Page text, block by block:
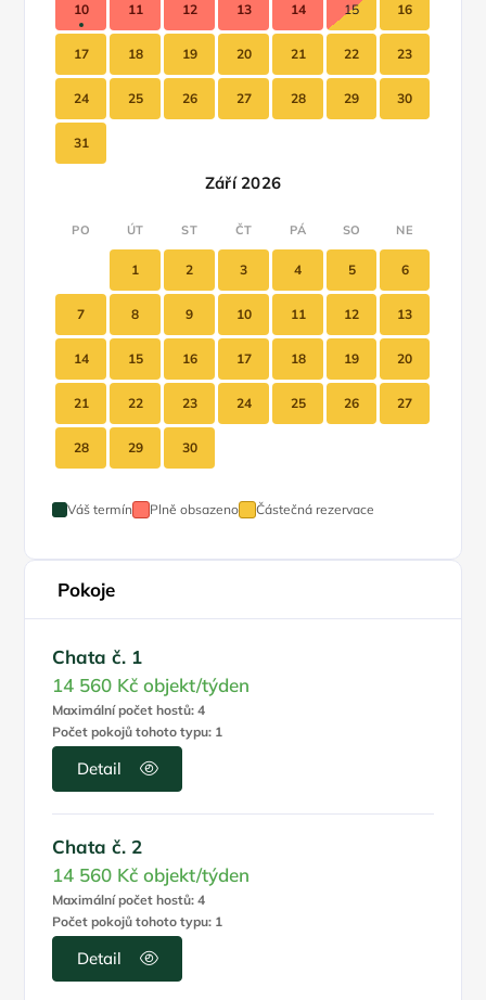
10 11 12 13 14 15 16
17 18 19 20 21 22 23
24 25 26 27 28 29 30
31
Září 2026
PO ÚT ST ČT PÁ SO NE
1 2 3 4 5 6
7 8 9 10 11 12 13
14 15 16 17 18 19 20
21 22 23 24 25 26 27
28 29 30
Váš termín Plně obsazeno Částečná rezervace
Pokoje
Chata č. 1
14 560 Kčobjekt/týden
Maximální počet hostů: 4
Počet pokojů tohoto typu: 1
Detail
Chata č. 2
14 560 Kčobjekt/týden
Maximální počet hostů: 4
Počet pokojů tohoto typu: 1
Detail